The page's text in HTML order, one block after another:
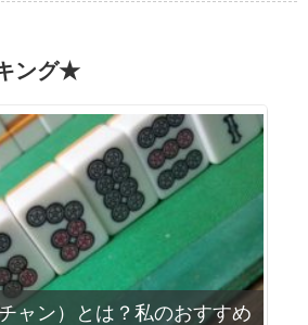
ング★
ャン）とは？私のおすすめ